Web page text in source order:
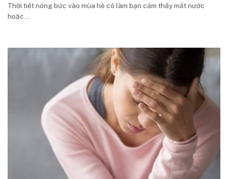
Thời tiết nóng bức vào mùa hè có làm bạn cảm thấy mất nước
hoặc...